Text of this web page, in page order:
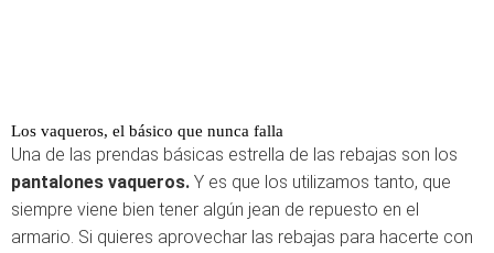
Los vaqueros, el básico que nunca falla
Una de las prendas básicas estrella de las rebajas son los
pantalones vaqueros. Y es que los utilizamos tanto, que
siempre viene bien tener algún jean de repuesto en el
armario. Si quieres aprovechar las rebajas para hacerte con